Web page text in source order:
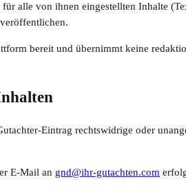
für alle von ihnen eingestellten Inhalte
bereit und übernimmt keine
Eintrag rechtswidrige oder
E-Mail an gnd@ihr-gutachten.com